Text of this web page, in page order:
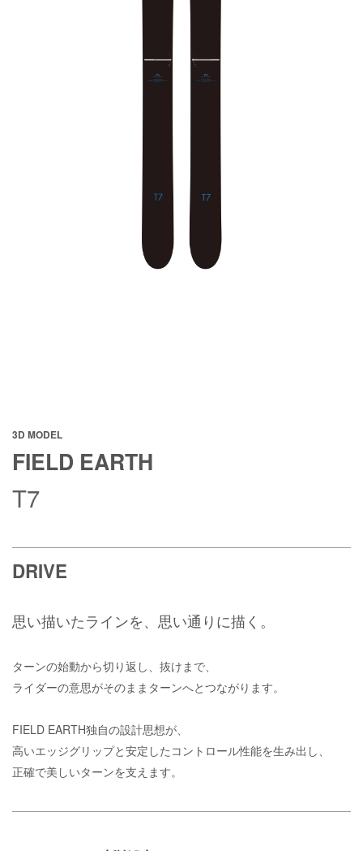
3D MODEL
FIELD EARTH
T7
DRIVE
思い描いたラインを、思い通りに描く。
ターンの始動から切り返し、抜けまで、
ライダーの意思がそのままターンへとつながります。
FIELD EARTH独自の設計思想が、
高いエッジグリップと安定したコントロール性能を生み出し、
正確で美しいターンを支えます。